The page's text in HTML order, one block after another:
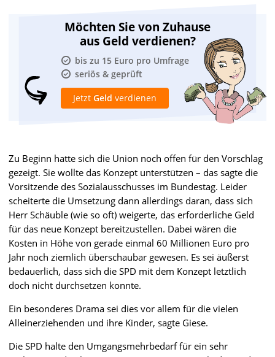
Möchten Sie von Zuhause
aus Geld verdienen?
bis zu 15 Euro pro Umfrage
seriös & geprüft
Jetzt Geld verdienen
Zu Beginn hatte sich die Union noch offen für den Vorschlag
gezeigt. Sie wollte das Konzept unterstützen – das sagte die
Vorsitzende des Sozialausschusses im Bundestag. Leider
scheiterte die Umsetzung dann allerdings daran, dass sich
Herr Schäuble (wie so oft) weigerte, das erforderliche Geld
für das neue Konzept bereitzustellen. Dabei wären die
Kosten in Höhe von gerade einmal 60 Millionen Euro pro
Jahr noch ziemlich überschaubar gewesen. Es sei äußerst
bedauerlich, dass sich die SPD mit dem Konzept letztlich
doch nicht durchsetzen konnte.
Ein besonderes Drama sei dies vor allem für die vielen
Alleinerziehenden und ihre Kinder, sagte Giese.
Die SPD halte den Umgangsmehrbedarf für ein sehr